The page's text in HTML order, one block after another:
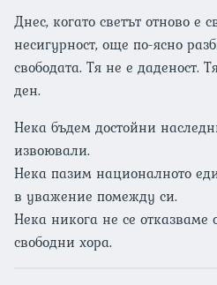
Днес, когато светът отново е
несигурност, още по-ясно
свободата. Тя не е даденост.
ден.
Нека бъдем достойни
извоювали.
Нека пазим националното
в уважение помежду си.
Нека никога не се отказваме
свободни хора.